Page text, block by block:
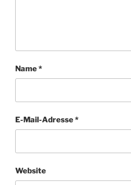
Name*
E-Mail-Adresse*
Website